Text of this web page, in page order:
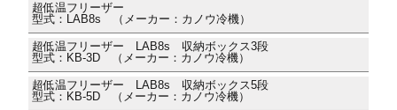
超低温フリーザー
型式：LAB8s （メーカー：カノウ冷機）
超低温フリーザー LAB8s 収納ボックス3段
型式：KB-3D （メーカー：カノウ冷機）
超低温フリーザー LAB8s 収納ボックス5段
型式：KB-5D （メーカー：カノウ冷機）